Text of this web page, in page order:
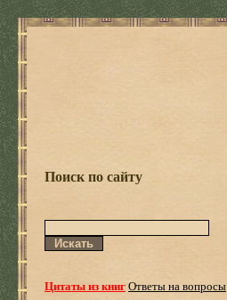
Поиск по сайту
Цитаты из книгОтветы на вопросы